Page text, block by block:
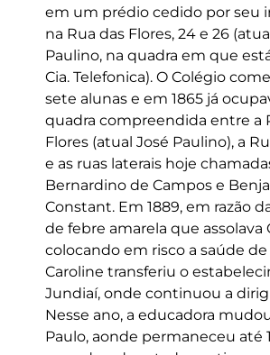
em um prédio cedido por seu
na Rua das Flores, 24 e 26
Paulino, na quadra em que
Cia. Telefonica). O Colégio
sete alunas e em 1865 já
quadra compreendida entre a
Flores (atual José Paulino), a
e as ruas laterais hoje
Bernardino de Campos e
Constant. Em 1889, em razão
de febre amarela que assolava
colocando em risco a saúde de
Caroline transferiu o
Jundiaí, onde continuou a
Nesse ano, a educadora
Paulo, aonde permaneceu até